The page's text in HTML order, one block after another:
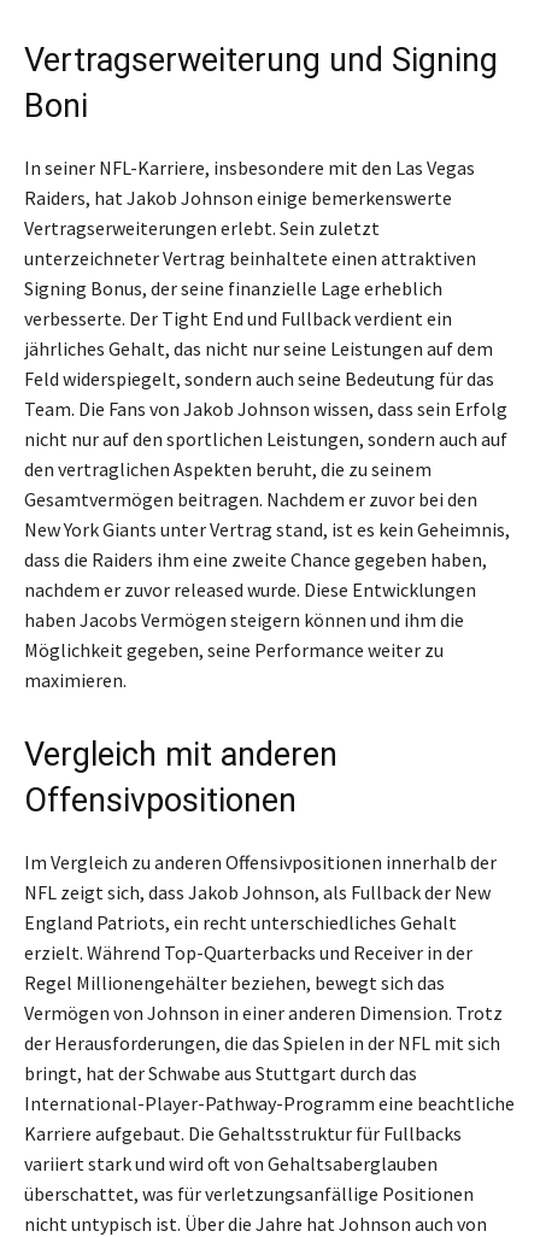
Vertragserweiterung und Signing
Boni
In seiner NFL-Karriere, insbesondere mit den Las Vegas
Raiders, hat Jakob Johnson einige bemerkenswerte
Vertragserweiterungen erlebt. Sein zuletzt
unterzeichneter Vertrag beinhaltete einen attraktiven
Signing Bonus, der seine finanzielle Lage erheblich
verbesserte. Der Tight End und Fullback verdient ein
jährliches Gehalt, das nicht nur seine Leistungen auf dem
Feld widerspiegelt, sondern auch seine Bedeutung für das
Team. Die Fans von Jakob Johnson wissen, dass sein Erfolg
nicht nur auf den sportlichen Leistungen, sondern auch auf
den vertraglichen Aspekten beruht, die zu seinem
Gesamtvermögen beitragen. Nachdem er zuvor bei den
New York Giants unter Vertrag stand, ist es kein Geheimnis,
dass die Raiders ihm eine zweite Chance gegeben haben,
nachdem er zuvor released wurde. Diese Entwicklungen
haben Jacobs Vermögen steigern können und ihm die
Möglichkeit gegeben, seine Performance weiter zu
maximieren.
Vergleich mit anderen
Offensivpositionen
Im Vergleich zu anderen Offensivpositionen innerhalb der
NFL zeigt sich, dass Jakob Johnson, als Fullback der New
England Patriots, ein recht unterschiedliches Gehalt
erzielt. Während Top-Quarterbacks und Receiver in der
Regel Millionengehälter beziehen, bewegt sich das
Vermögen von Johnson in einer anderen Dimension. Trotz
der Herausforderungen, die das Spielen in der NFL mit sich
bringt, hat der Schwabe aus Stuttgart durch das
International-Player-Pathway-Programm eine beachtliche
Karriere aufgebaut. Die Gehaltsstruktur für Fullbacks
variiert stark und wird oft von Gehaltsaberglauben
überschattet, was für verletzungsanfällige Positionen
nicht untypisch ist. Über die Jahre hat Johnson auch von